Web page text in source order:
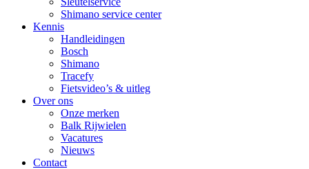
Shimano service center
Kennis
Handleidingen
Bosch
Shimano
Tracefy
Fietsvideo’s & uitleg
Over ons
Onze merken
Balk Rijwielen
Vacatures
Nieuws
Contact